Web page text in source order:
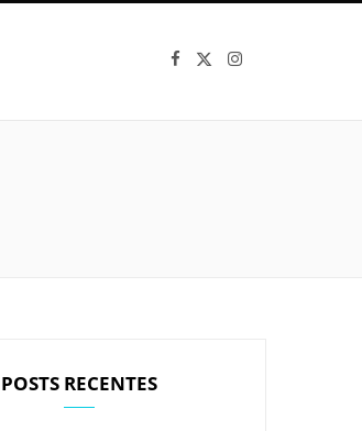
b
i
I
a
POSTS RECENTES